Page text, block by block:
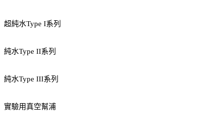
超純水Type I系列
純水Type II系列
純水Type III系列
實驗用真空幫浦